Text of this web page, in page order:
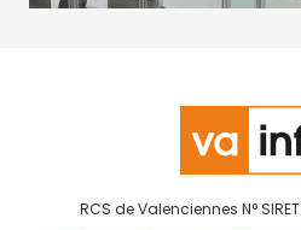
RCS de Valenciennes N° SIRET